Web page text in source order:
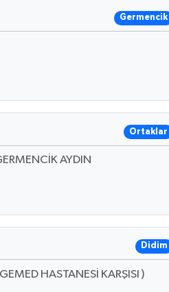
Germencik
Ortaklar
AYDIN
Didim
HASTANESİ KARŞISI )